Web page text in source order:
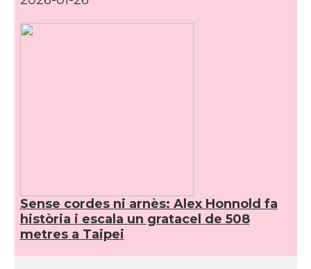
Sense cordes ni arnès: Alex Honnold fa
història i escala un gratacel de 508
metres a Taipei